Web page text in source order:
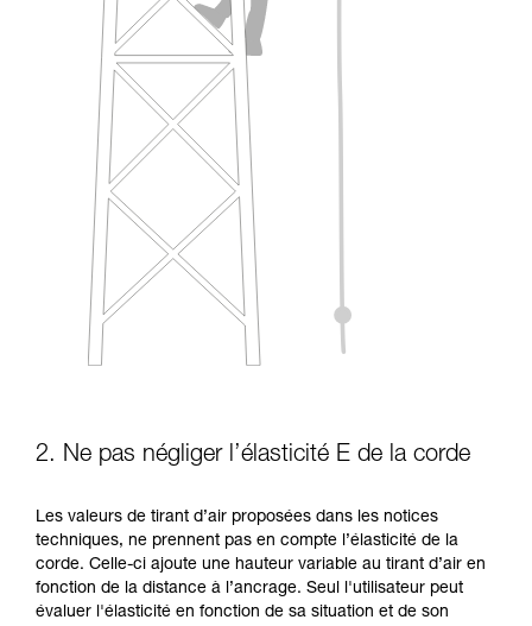
2. Ne pas négliger l’élasticité E de la corde
Les valeurs de tirant d’air proposées dans les notices
techniques, ne prennent pas en compte l’élasticité de la
corde. Celle-ci ajoute une hauteur variable au tirant d’air en
fonction de la distance à l’ancrage. Seul l'utilisateur peut
évaluer l'élasticité en fonction de sa situation et de son